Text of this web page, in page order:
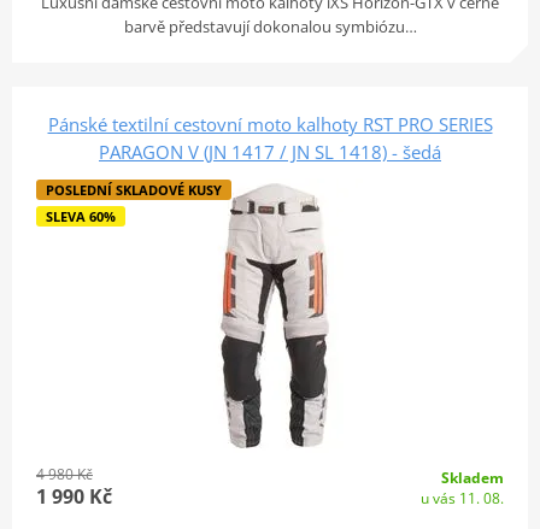
barvě představují dokonalou symbiózu…
Pánské textilní cestovní moto kalhoty RST PRO SERIES
PARAGON V (JN 1417 / JN SL 1418) - šedá
POSLEDNÍ SKLADOVÉ KUSY
SLEVA 60%
4 980 Kč
1 990 Kč
Skladem
u vás 11. 08.